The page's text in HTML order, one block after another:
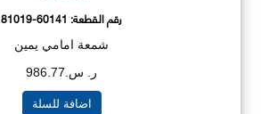
رقم القطعة: 81019-60141
شمعة امامي يمين
ر. س.986.77
اضافة للسلة